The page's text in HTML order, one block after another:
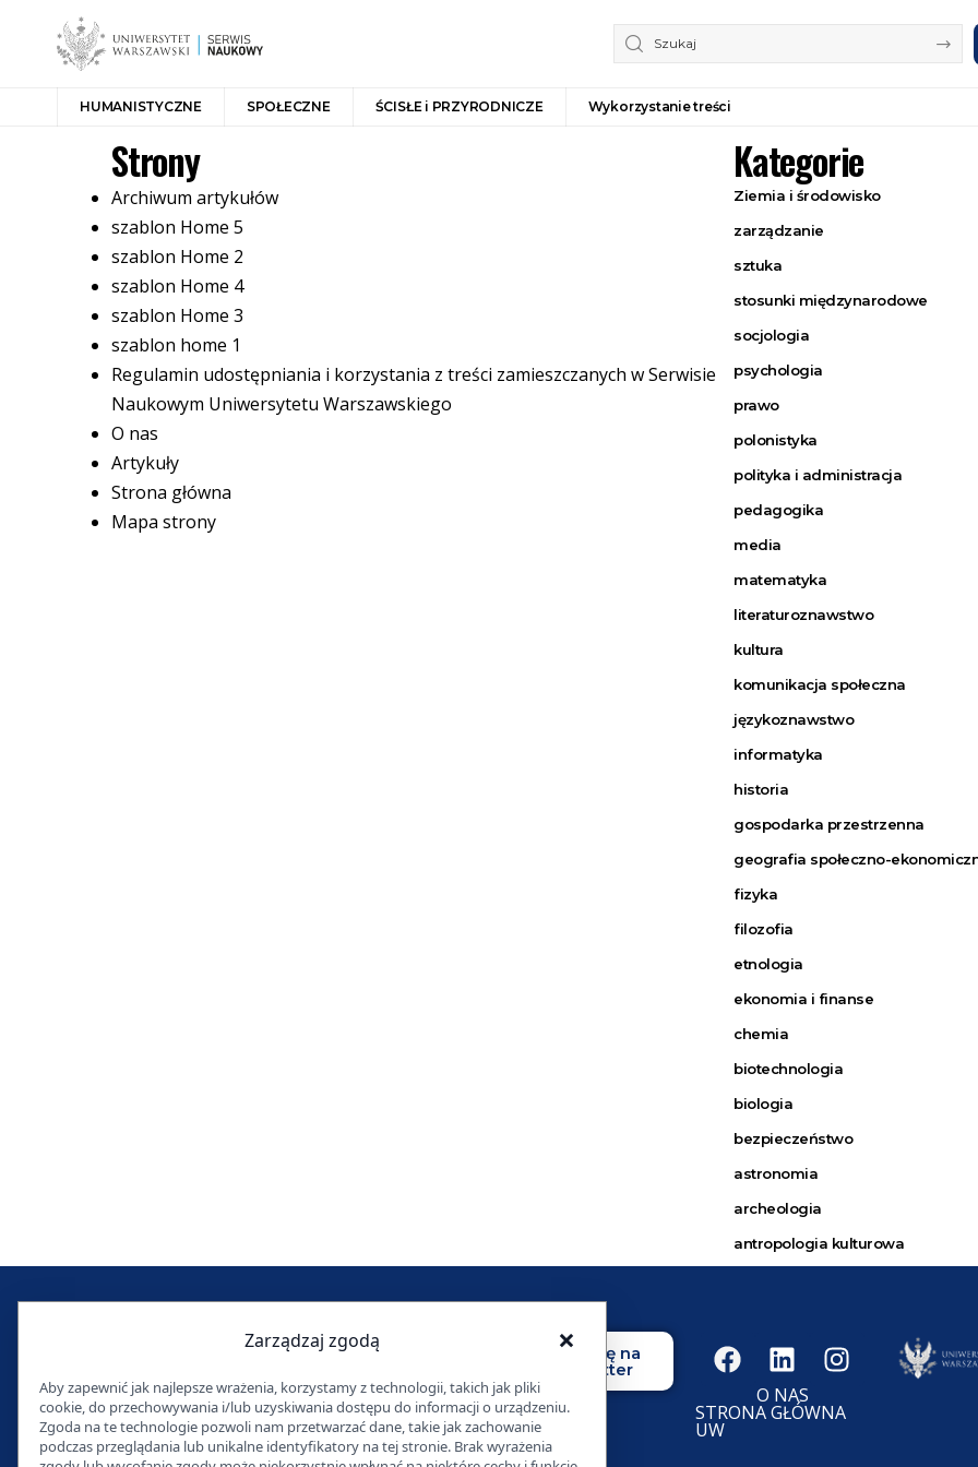
HUMANISTYCZNE SPOŁECZNE ŚCISŁE i PRZYRODNICZE Wykorzystanie treści
Strony
Archiwum artykułów
szablon Home 5
szablon Home 2
szablon Home 4
szablon Home 3
szablon home 1
Regulamin udostępniania i korzystania z treści zamieszczanych w Serwisie
Naukowym Uniwersytetu Warszawskiego
O nas
Artykuły
Strona główna
Mapa strony
Kategorie
Ziemia i środowisko
zarządzanie
sztuka
stosunki międzynarodowe
socjologia
psychologia
prawo
polonistyka
polityka i administracja
pedagogika
media
matematyka
literaturoznawstwo
kultura
komunikacja społeczna
językoznawstwo
informatyka
historia
gospodarka przestrzenna
geografia społeczno-
fizyka
filozofia
etnologia
ekonomia i finanse
chemia
biotechnologia
biologia
bezpieczeństwo
astronomia
archeologia
antropologia kulturowa
Serwis Naukowy UW
Centrum Współpracy i Dialogu UW
tel.: +48 609635434•redakcja@uw.edu.pl
Zapisz się na
newsletter
O NAS
STRONA GŁÓWNA
UW
Zarządzaj zgodą ×
Aby zapewnić jak najlepsze wrażenia, korzystamy z technologii, takich jak pliki
cookie, do przechowywania i/lub uzyskiwania dostępu do informacji o urządzeniu.
Zgoda na te technologie pozwoli nam przetwarzać dane, takie jak zachowanie
podczas przeglądania lub unikalne identyfikatory na tej stronie. Brak wyrażenia